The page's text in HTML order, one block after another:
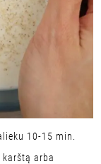
10-15 min.
arba